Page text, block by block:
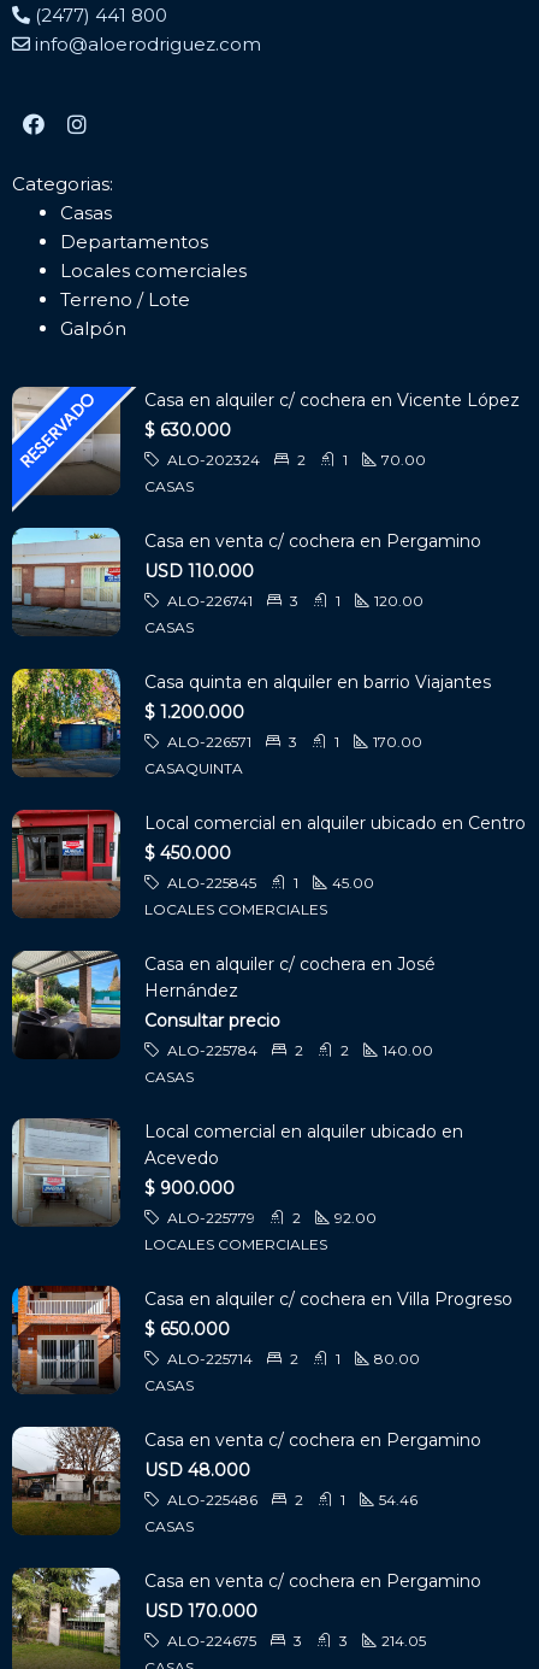
(2477) 441 800
info@aloerodriguez.com
Categorias:
Casas
Departamentos
Locales comerciales
Terreno / Lote
Galpón
Casa en alquiler c/ cochera en Vicente López
$ 630.000
ALO-202324 2 1
70.00
CASAS
Casa en venta c/ cochera en Pergamino
USD 110.000
ALO-226741 3 1
120.00
CASAS
Casa quinta en alquiler en barrio Viajantes
$ 1.200.000
ALO-226571 3 1
170.00
CASAQUINTA
Local comercial en alquiler ubicado en Centro
$ 450.000
ALO-225845 1
45.00
LOCALES COMERCIALES
Casa en alquiler c/ cochera en José
Hernández
Consultar precio
ALO-225784 2 2
140.00
CASAS
Local comercial en alquiler ubicado en
Acevedo
$ 900.000
ALO-225779 2
92.00
LOCALES COMERCIALES
Casa en alquiler c/ cochera en Villa Progreso
$ 650.000
ALO-225714 2 1
80.00
CASAS
Casa en venta c/ cochera en Pergamino
USD 48.000
ALO-225486 2 1
54.46
CASAS
Casa en venta c/ cochera en Pergamino
USD 170.000
ALO-224675 3 3
214.05